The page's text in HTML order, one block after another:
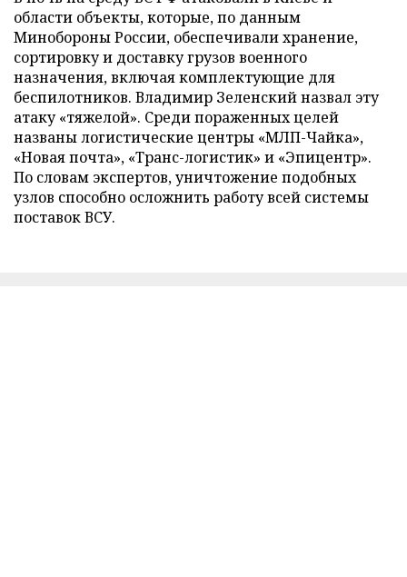
области объекты, которые, по данным
Минобороны России, обеспечивали хранение,
сортировку и доставку грузов военного
назначения, включая комплектующие для
беспилотников. Владимир Зеленский назвал эту
атаку «тяжелой». Среди пораженных целей
названы логистические центры «МЛП-Чайка»,
«Новая почта», «Транс-логистик» и «Эпицентр».
По словам экспертов, уничтожение подобных
узлов способно осложнить работу всей системы
поставок ВСУ.